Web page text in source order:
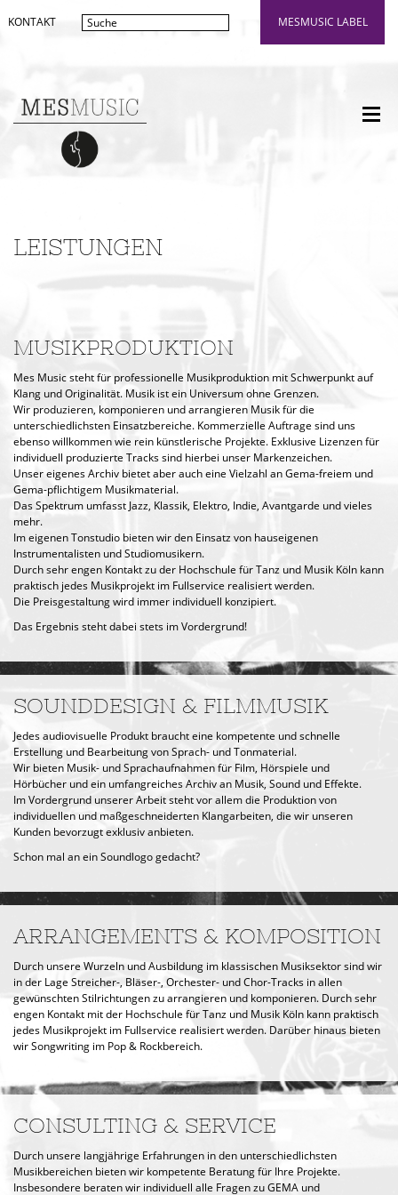
KONTAKT MESMUSIC LABEL
LEISTUNGEN
MUSIKPRODUKTION
Mes Music steht für professionelle Musikproduktion mit Schwerpunkt auf
Klang und Originalität. Musik ist ein Universum ohne Grenzen.
Wir produzieren, komponieren und arrangieren Musik für die
unterschiedlichsten Einsatzbereiche. Kommerzielle Auftrage sind uns
ebenso willkommen wie rein künstlerische Projekte. Exklusive Lizenzen für
individuell produzierte Tracks sind hierbei unser Markenzeichen.
Unser eigenes Archiv bietet aber auch eine Vielzahl an Gema-freiem und
Gema-pflichtigem Musikmaterial.
Das Spektrum umfasst Jazz, Klassik, Elektro, Indie, Avantgarde und vieles
mehr.
Im eigenen Tonstudio bieten wir den Einsatz von hauseigenen
Instrumentalisten und Studiomusikern.
Durch sehr engen Kontakt zu der Hochschule für Tanz und Musik Köln kann
praktisch jedes Musikprojekt im Fullservice realisiert werden.
Die Preisgestaltung wird immer individuell konzipiert.
Das Ergebnis steht dabei stets im Vordergrund!
SOUNDDESIGN & FILMMUSIK
Jedes audiovisuelle Produkt braucht eine kompetente und schnelle
Erstellung und Bearbeitung von Sprach- und Tonmaterial.
Wir bieten Musik- und Sprachaufnahmen für Film, Hörspiele und
Hörbücher und ein umfangreiches Archiv an Musik, Sound und Effekte.
Im Vordergrund unserer Arbeit steht vor allem die Produktion von
individuellen und maßgeschneiderten Klangarbeiten, die wir unseren
Kunden bevorzugt exklusiv anbieten.
Schon mal an ein Soundlogo gedacht?
ARRANGEMENTS & KOMPOSITION
Durch unsere Wurzeln und Ausbildung im klassischen Musiksektor sind wir
in der Lage Streicher-, Bläser-, Orchester- und Chor-Tracks in allen
gewünschten Stilrichtungen zu arrangieren und komponieren. Durch sehr
engen Kontakt mit der Hochschule für Tanz und Musik Köln kann praktisch
jedes Musikprojekt im Fullservice realisiert werden. Darüber hinaus bieten
wir Songwriting im Pop & Rockbereich.
CONSULTING & SERVICE
Durch unsere langjährige Erfahrungen in den unterschiedlichsten
Musikbereichen bieten wir kompetente Beratung für Ihre Projekte.
Insbesondere beraten wir individuell alle Fragen zu GEMA und